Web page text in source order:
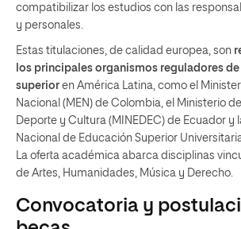
compatibilizar los estudios con las
y personales.
Estas titulaciones, de calidad europea, son
los principales organismos reguladores
superior en América Latina, como el
Nacional (MEN) de Colombia, el Ministerio
Deporte y Cultura (MINEDEC) de Ecuador y
Nacional de Educación Superior Universitaria
La oferta académica abarca disciplinas
de Artes, Humanidades, Música y Derecho.
Convocatoria y